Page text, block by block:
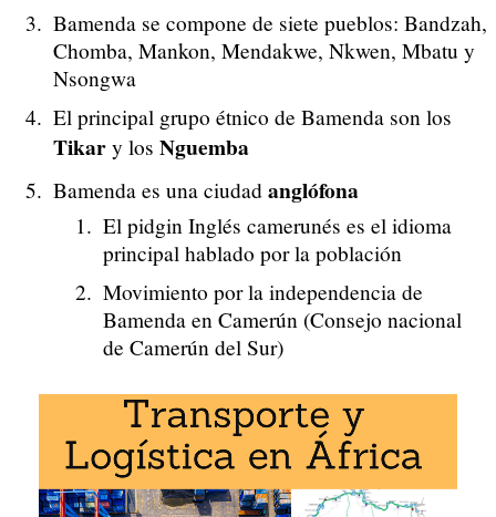
Bamenda se compone de siete pueblos: Bandzah,
Chomba, Mankon, Mendakwe, Nkwen, Mbatu y
Nsongwa
El principal grupo étnico de Bamenda son los
Tikar y los Nguemba
Bamenda es una ciudad anglófona
El pidgin Inglés camerunés es el idioma
principal hablado por la población
Movimiento por la independencia de
Bamenda en Camerún (Consejo nacional
de Camerún del Sur)